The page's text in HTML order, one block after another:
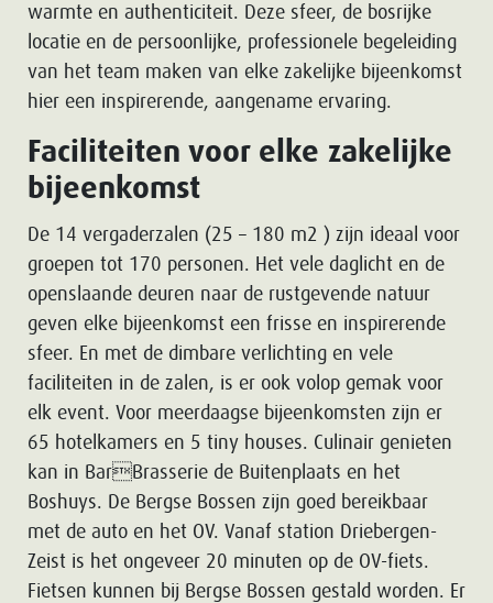
warmte en authenticiteit. Deze sfeer, de bosrijke
locatie en de persoonlijke, professionele begeleiding
van het team maken van elke zakelijke bijeenkomst
hier een inspirerende, aangename ervaring.
Faciliteiten voor elke zakelijke
bijeenkomst
De 14 vergaderzalen (25 – 180 m2 ) zijn ideaal voor
groepen tot 170 personen. Het vele daglicht en de
openslaande deuren naar de rustgevende natuur
geven elke bijeenkomst een frisse en inspirerende
sfeer. En met de dimbare verlichting en vele
faciliteiten in de zalen, is er ook volop gemak voor
elk event. Voor meerdaagse bijeenkomsten zijn er
65 hotelkamers en 5 tiny houses. Culinair genieten
kan in BarBrasserie de Buitenplaats en het
Boshuys. De Bergse Bossen zijn goed bereikbaar
met de auto en het OV. Vanaf station Driebergen-
Zeist is het ongeveer 20 minuten op de OV-fiets.
Fietsen kunnen bij Bergse Bossen gestald worden. Er